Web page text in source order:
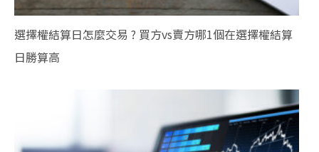
選擇權結算日怎麼交易 ? 買方vs賣方哪1個在選擇權結算
日勝算高